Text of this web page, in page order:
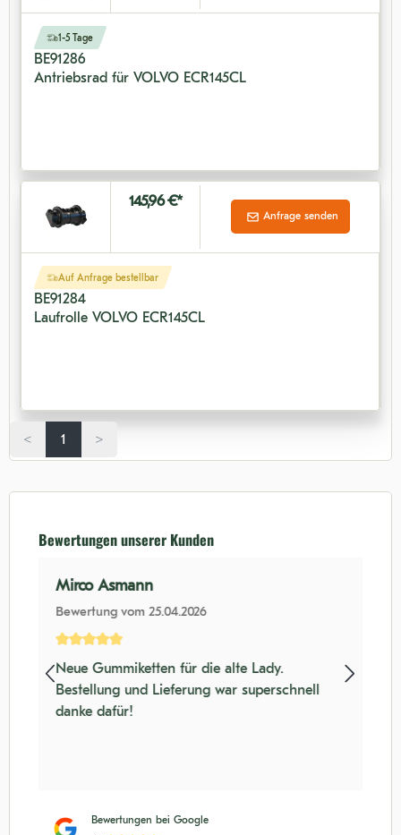
1-5 Tage
BE91286
Antriebsrad für VOLVO ECR145CL
145,96 €*
Anfrage senden
Auf Anfrage bestellbar
BE91284
Laufrolle VOLVO ECR145CL
< 1 >
Bewertungen unserer Kunden
Mirco Asmann
Bewertung vom 25.04.2026
Durchschnittliche Bewertung von 5 von 5 Sternen
Neue Gummiketten für die alte Lady.
Bestellung und Lieferung war superschnell
danke dafür!
Bewertungen bei Google